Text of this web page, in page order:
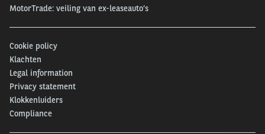
MotorTrade: veiling van ex-leaseauto’s
Cookie policy
Klachten
Legal information
Privacy statement
Klokkenluiders
Compliance